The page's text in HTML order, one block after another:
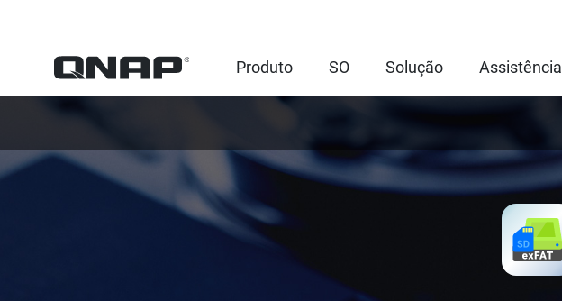
Produto SO Solução Assistência